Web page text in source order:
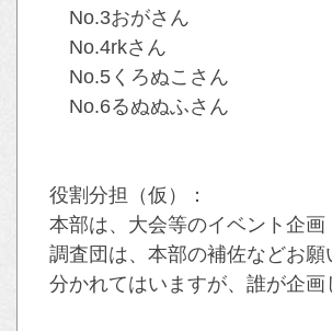
No.3おがさん
No.4rkさん
No.5くろぬこさん
No.6るぬぬふさん
役割分担（仮）：
本部は、大会等のイベント企画
調査団は、本部の補佐などお願
分かれてはいますが、誰が企画